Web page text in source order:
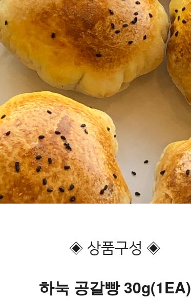
◈ 상품구성 ◈
하눅 공갈빵 30g(1EA)